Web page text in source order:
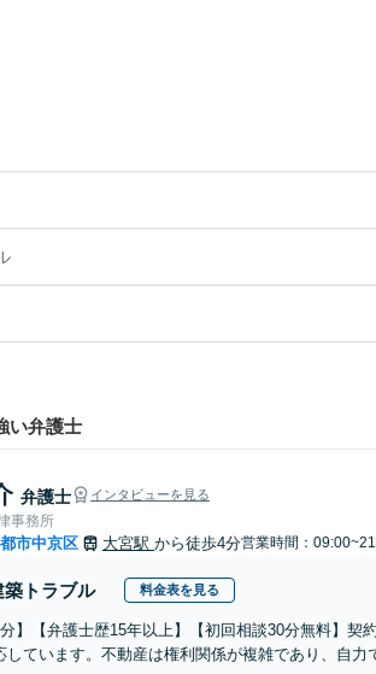
い弁護士
弁護士 インタビューを見る
事務所
市中京区 大宮駅 から徒歩4分営業時間：
築トラブル 料金表を見る
分】【弁護士歴15年以上】【初回相談30分無料】
しています。不動産は権利関係が複雑であり、自